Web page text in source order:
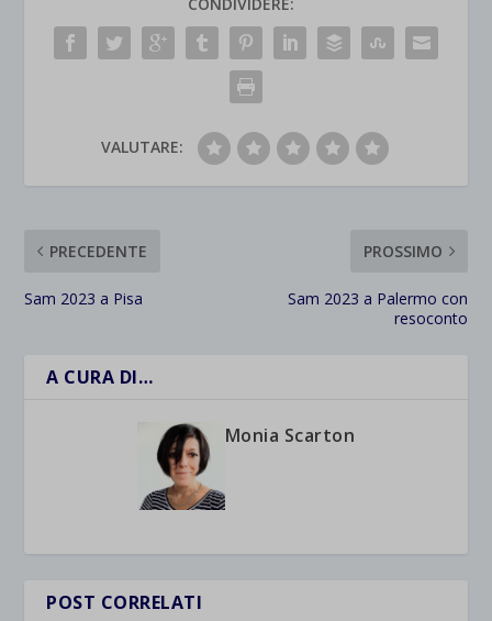
VALUTARE:
PRECEDENTE
Sam 2023 a Pisa
PROSSIMO
Sam 2023 a Palermo con
resoconto
A CURA DI…
Monia Scarton
POST CORRELATI